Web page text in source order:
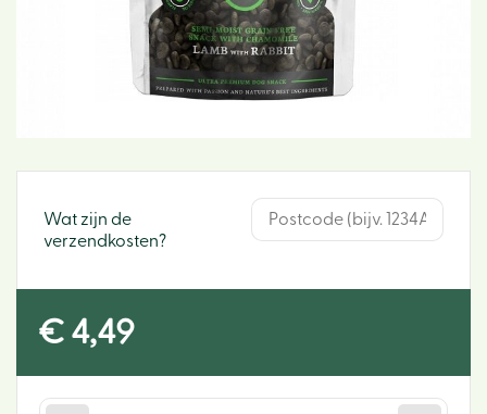
Wat zijn de
verzendkosten?
€ 4,49